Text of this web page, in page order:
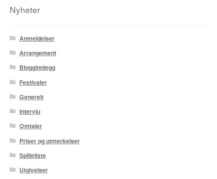
Nyheter
Anmeldelser
Arrangement
Blogginnlegg
Festivaler
Generelt
Intervju
Omtaler
Priser og utmerkelser
Spilleliste
Utgivelser